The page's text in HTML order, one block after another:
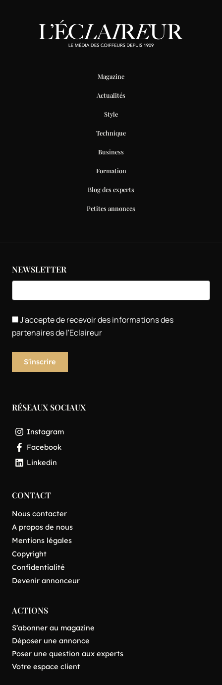
Magazine
Actualités
Style
Technique
Business
Formation
Blog des experts
Petites annonces
NEWSLETTER
J'accepte de recevoir des informations des
partenaires de l'Eclaireur
RÉSEAUX SOCIAUX
Instagram
Facebook
Linkedin
CONTACT
Nous contacter
A propos de nous
Mentions légales
Copyright
Confidentialité
Devenir annonceur
ACTIONS
S’abonner au magazine
Déposer une annonce
Poser une question aux experts
Votre espace client